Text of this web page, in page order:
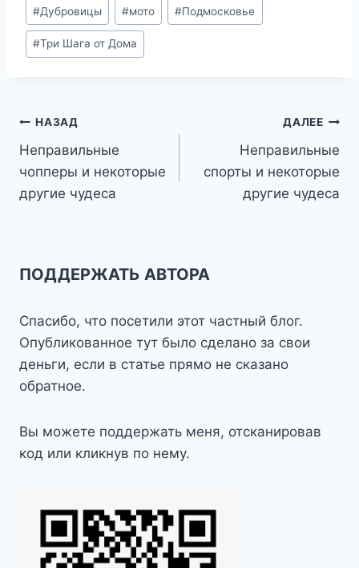
#Дубровицы #мото #Подмосковье
#Три Шага от Дома
Навигация
по
записям
НАЗАД
Неправильные
чопперы и некоторые
другие чудеса
ДАЛЕЕ
Неправильные
спорты и некоторые
другие чудеса
ПОДДЕРЖАТЬ АВТОРА
Спасибо, что посетили этот частный блог.
Опубликованное тут было сделано за свои
деньги, если в статье прямо не сказано
обратное.
Вы можете поддержать меня, отсканировав
код или кликнув по нему.